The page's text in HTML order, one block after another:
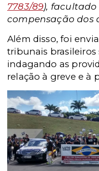
7783/89),
compensação dos
Além disso, foi
tribunais brasileiros
indagando as
relação à greve e à